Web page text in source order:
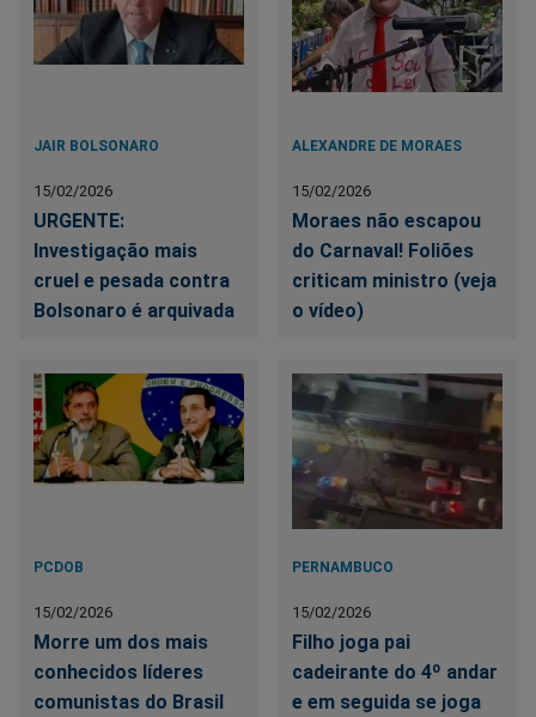
JAIR BOLSONARO
15/02/2026
URGENTE:
Investigação mais
cruel e pesada contra
Bolsonaro é arquivada
ALEXANDRE DE MORAES
15/02/2026
Moraes não escapou
do Carnaval! Foliões
criticam ministro (veja
o vídeo)
PCDOB
15/02/2026
Morre um dos mais
conhecidos líderes
comunistas do Brasil
PERNAMBUCO
15/02/2026
Filho joga pai
cadeirante do 4º andar
e em seguida se joga